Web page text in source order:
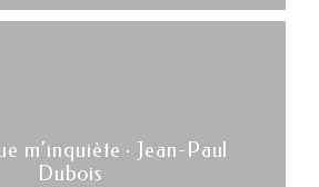
m’inquiète · Jean-Paul
Dubois